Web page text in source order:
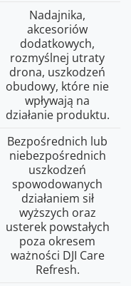
Nadajnika,
akcesoriów
dodatkowych,
rozmyślnej utraty
drona, uszkodzeń
obudowy, które nie
wpływają na
działanie produktu.
Bezpośrednich lub
niebezpośrednich
uszkodzeń
spowodowanych
działaniem sił
wyższych oraz
usterek powstałych
poza okresem
ważności DJI Care
Refresh.